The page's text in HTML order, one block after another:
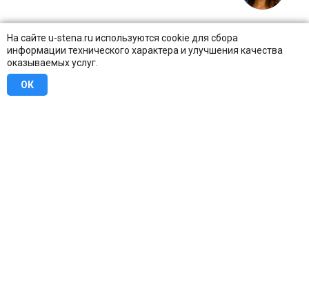
На сайте u-stena.ru используются cookie для сбора
информации технического характера и улучшения качества
оказываемых услуг.
ОК